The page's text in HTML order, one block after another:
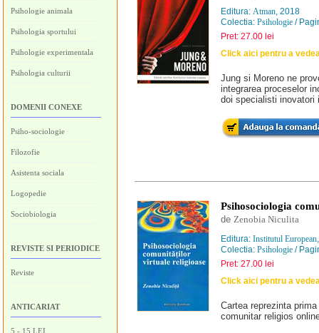
Psihologie animala
Psihologia sportului
Psihologie experimentala
Psihologia culturii
DOMENII CONEXE
Psiho-sociologie
Filozofie
Asistenta sociala
Logopedie
Sociobiologia
REVISTE SI PERIODICE
Reviste
ANTICARIAT
5 - 15 LEI
Editura: Atman, 2018
Colectia: Psihologie /
Pret: 27.00 lei
Click aici pentru a
Jung si Moreno ne
integrarea proceselor
doi specialisti inovatori
Psihosociologia
de Zenobia Niculita
Editura: Institutul European
Colectia: Psihologie /
Pret: 27.00 lei
Click aici pentru a
Cartea reprezinta
comunitar religios